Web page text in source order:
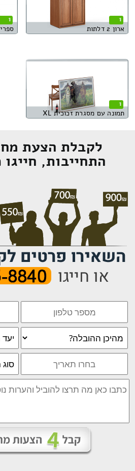
1
ארון 2 דלתות
1
ספריה 3
1
תמונה עם מסגרת זכוכית XL
לקבלת הצעת
התחייבות,